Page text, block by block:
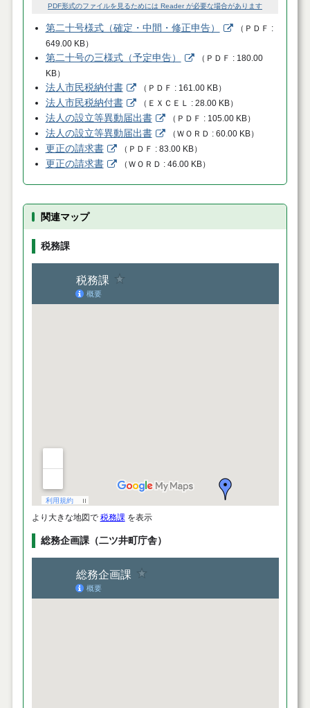
PDF形式のファイルを見るためには Reader が必要な場合があります
第二十号様式（確定・中間・修正申告） （ ＰＤＦ
649.00 KB）
第二十号の三様式（予定申告） （ ＰＤＦ
180.00
KB）
法人市民税納付書 （ ＰＤＦ 161.00 KB）
法人市民税納付書 （ ＥＸＣＥＬ 28.00 KB）
法人の設立等異動届出書 （ ＰＤＦ 105.00 KB）
法人の設立等異動届出書 （ ＷＯＲＤ 60.00 KB）
更正の請求書 （ ＰＤＦ 83.00 KB）
更正の請求書 （ ＷＯＲＤ 46.00 KB）
関連マップ
税務課
より大きな地図で 税務課 を表示
総務企画課（二ツ井町庁舎）